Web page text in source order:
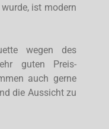
ist modern
wegen des
guten Preis-
auch gerne
die Aussicht zu